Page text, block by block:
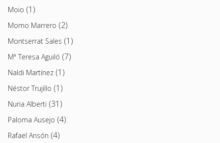
Moio (1)
Momo Marrero (2)
Montserrat Sales (1)
Mª Teresa Aguiló (7)
Naldi Martínez (1)
Néstor Trujillo (1)
Nuria Alberti (31)
Paloma Ausejo (4)
Rafael Ansón (4)